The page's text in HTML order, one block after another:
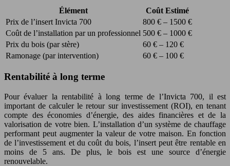
Élément
Coût Estimé
Prix de l’insert Invicta 700
800 € – 1500 €
Coût de l’installation par un professionnel 500 € – 1000 €
Prix du bois (par stère)
60 € – 120 €
Ramonage (par intervention)
60 € – 100 €
Rentabilité à long terme
Pour évaluer la rentabilité à long terme de l’Invicta 700, il est
important de calculer le retour sur investissement (ROI), en tenant
compte des économies d’énergie, des aides financières et de la
valorisation de votre bien. L’installation d’un système de chauffage
performant peut augmenter la valeur de votre maison. En fonction
de l’investissement et du coût du bois, l’insert peut être rentable en
moins de 5 ans. De plus, le bois est une source d’énergie
renouvelable.